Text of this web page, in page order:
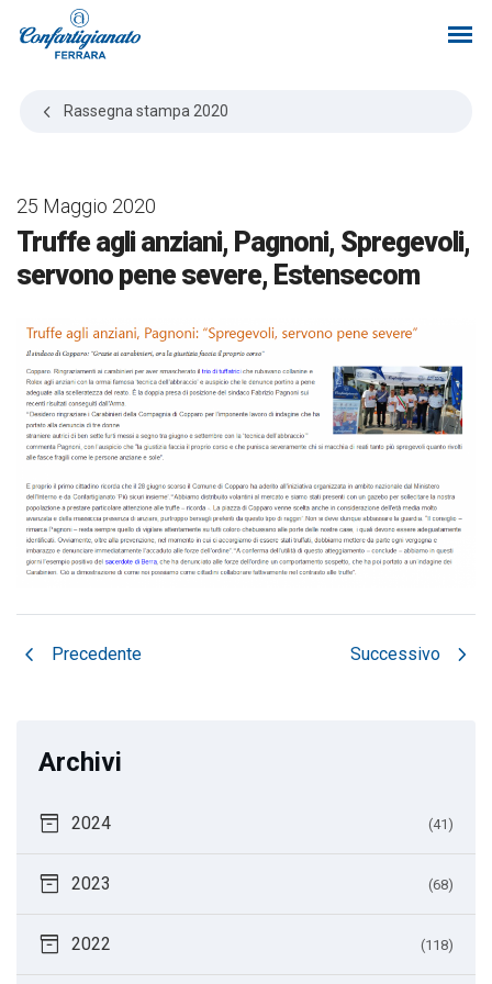
Rassegna stampa 2020
25 Maggio 2020
Truffe agli anziani, Pagnoni, Spregevoli,
servono pene severe, Estensecom
chevron_left Precedente Successivo chevron_right
Archivi
inventory_2 2024 (41)
inventory_2 2023 (68)
inventory_2 2022 (118)